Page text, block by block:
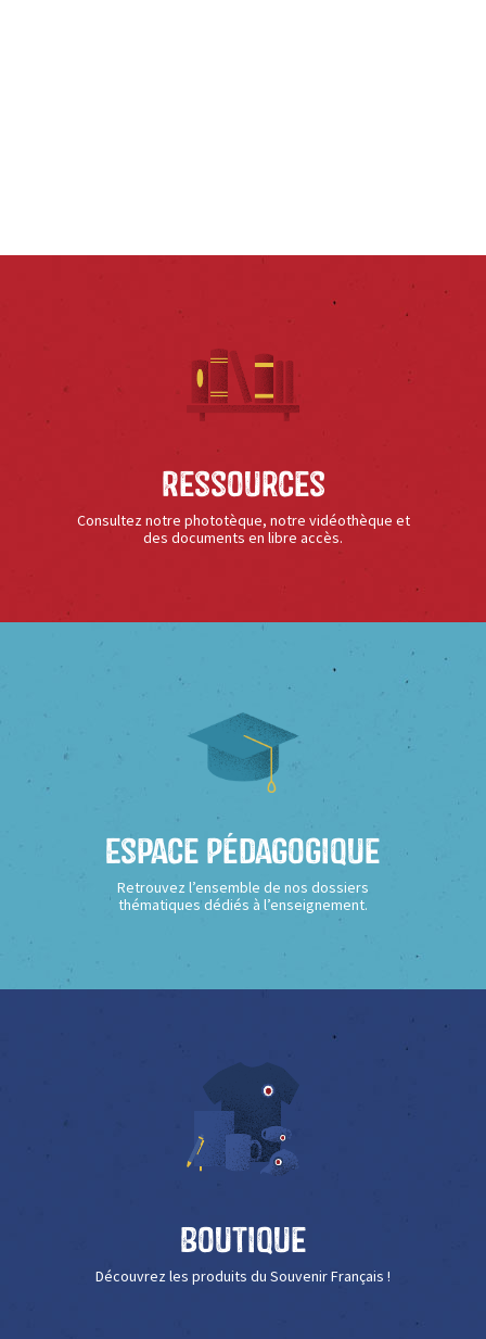
Ressources
Consultez notre phototèque, notre vidéothèque et
des documents en libre accès.
Espace Pédagogique
Retrouvez l’ensemble de nos dossiers
thématiques dédiés à l’enseignement.
Boutique
Découvrez les produits du Souvenir Français !